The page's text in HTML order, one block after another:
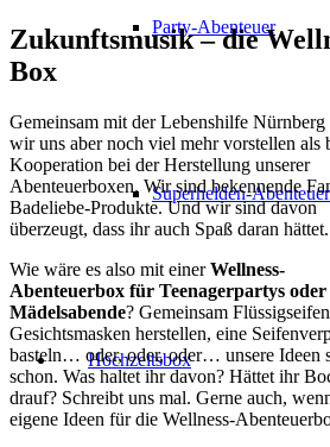
Party-Abenteuer
Superhelden-Abenteuer
Hochzeitsbox
Zukunftsmusik – die
Box
Gemeinsam mit der Lebenshilfe Nürnberg
wir uns aber noch viel mehr vorstellen als
Kooperation bei der Herstellung unserer
Abenteuerboxen. Wir sind bekennende
Badeliebe-Produkte. Und wir sind davon
überzeugt, dass ihr auch Spaß daran hättet.
Wie wäre es also mit einerWellness-
Abenteuerbox für Teenagerpartys oder
Mädelsabende? Gemeinsam
Gesichtsmasken herstellen, eine
basteln… oder, oder, oder… unsere Ideen
schon. Was haltet ihr davon? Hättet ihr
drauf? Schreibt uns mal. Gerne auch,
eigene Ideen für die Wellness-